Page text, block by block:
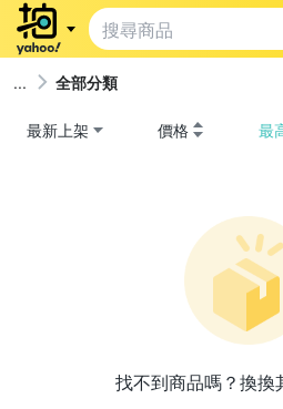
全部分類
最新上架 價格 最
找不到商品嗎？換換